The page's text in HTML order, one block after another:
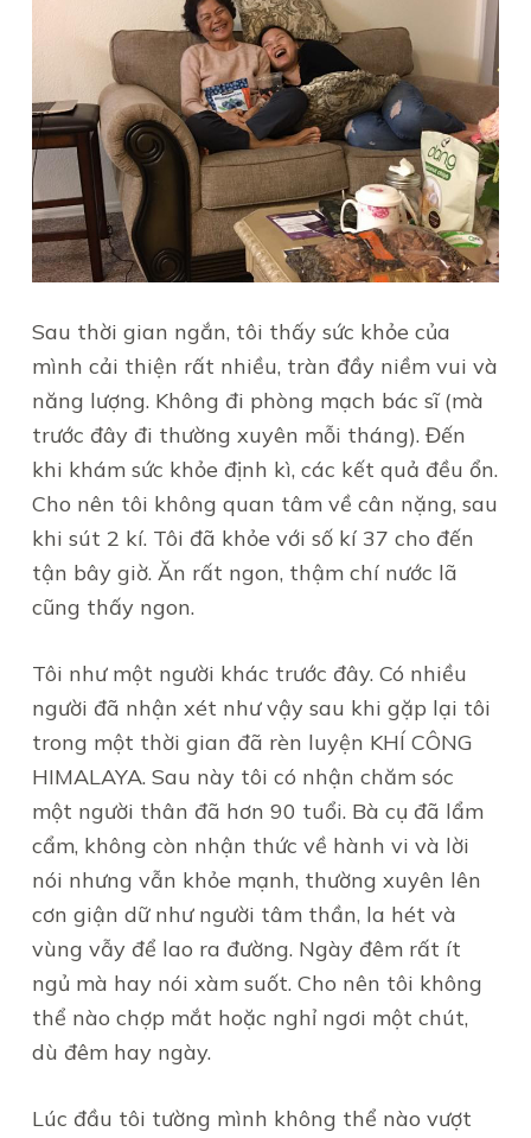
Sau thời gian ngắn, tôi thấy sức khỏe của
mình cải thiện rất nhiều, tràn đầy niềm vui và
năng lượng. Không đi phòng mạch bác sĩ (mà
trước đây đi thường xuyên mỗi tháng). Đến
khi khám sức khỏe định kì, các kết quả đều ổn.
Cho nên tôi không quan tâm về cân nặng, sau
khi sút 2 kí. Tôi đã khỏe với số kí 37 cho đến
tận bây giờ. Ăn rất ngon, thậm chí nước lã
cũng thấy ngon.
Tôi như một người khác trước đây. Có nhiều
người đã nhận xét như vậy sau khi gặp lại tôi
trong một thời gian đã rèn luyện KHÍ CÔNG
HIMALAYA. Sau này tôi có nhận chăm sóc
một người thân đã hơn 90 tuổi. Bà cụ đã lẩm
cẩm, không còn nhận thức về hành vi và lời
nói nhưng vẫn khỏe mạnh, thường xuyên lên
cơn giận dữ như người tâm thần, la hét và
vùng vẫy để lao ra đường. Ngày đêm rất ít
ngủ mà hay nói xàm suốt. Cho nên tôi không
thể nào chợp mắt hoặc nghỉ ngơi một chút,
dù đêm hay ngày.
Lúc đầu tôi tường mình không thể nào vượt